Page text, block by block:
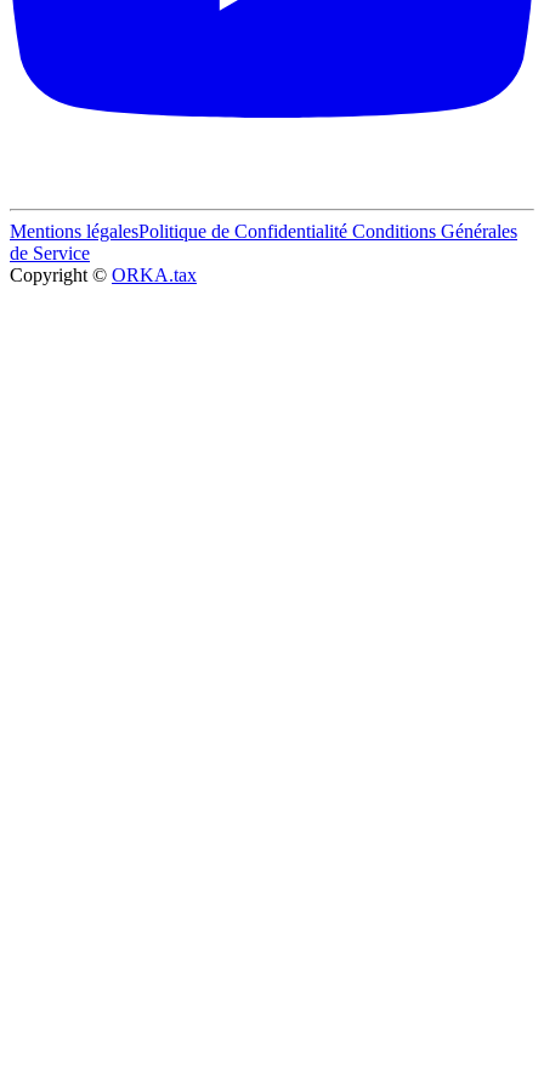
Mentions légalesPolitique de Confidentialité Conditions Générales
de Service
Copyright © ORKA.tax